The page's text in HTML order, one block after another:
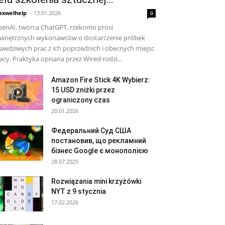
- 13.01.2026 0
twórca ChatGPT, rzekomo prosi
wykonawców o dostarczenie próbek
prac z ich poprzednich i obecnych miejsc
Praktyka opisana przez Wired rodzi...
Amazon Fire Stick 4K Wybierz:
15 USD zniżki przez
ograniczony czas
20.01.2026
Федеральний Суд США
постановив, що рекламний
бізнес Google є монополією
28.07.2025
Rozwiązania mini krzyżówki
NYT z 9 stycznia
17.02.2026